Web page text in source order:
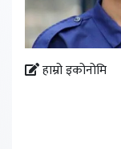
हाम्रो इकोनोमि